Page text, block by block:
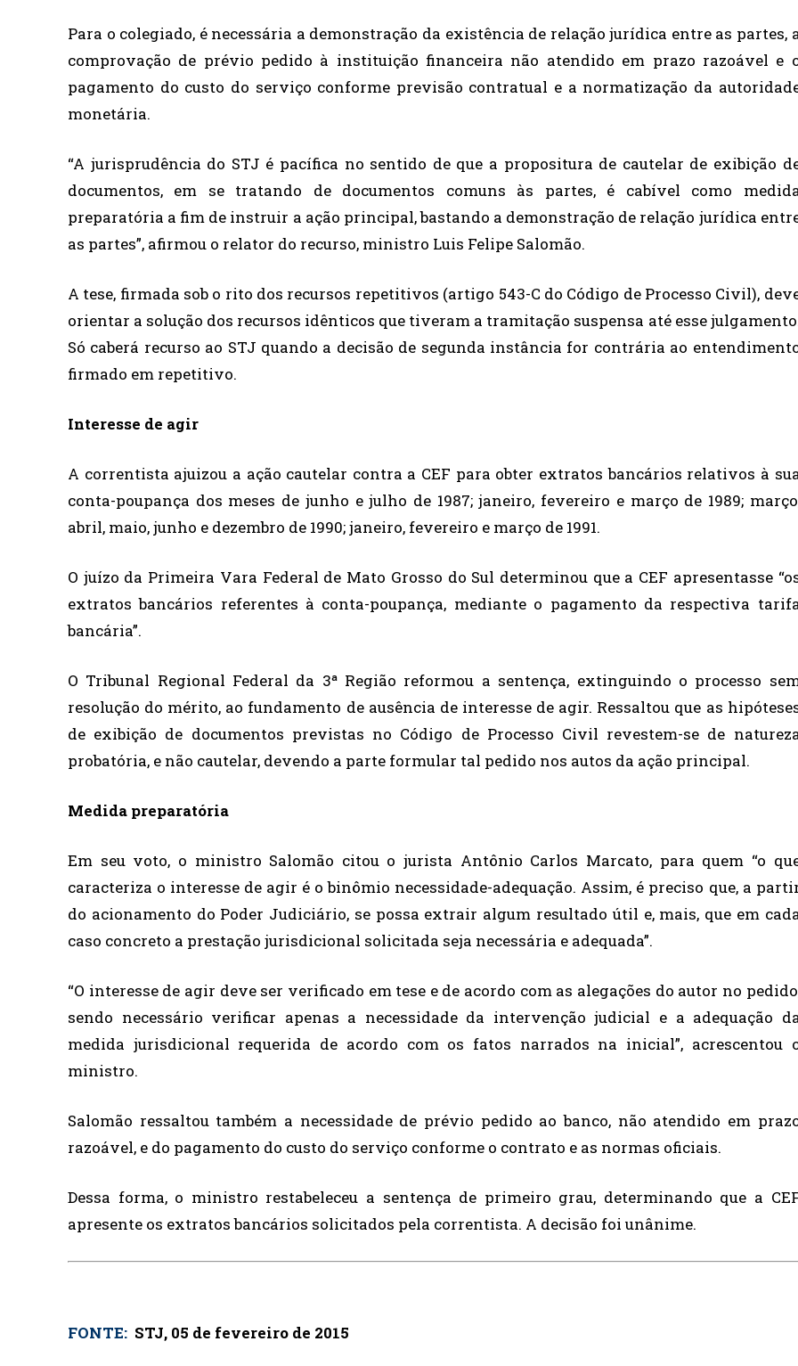
Para o colegiado, é necessária a demonstração da existência de relação jurídica entre as partes,
comprovação de prévio pedido à instituição financeira não atendido em prazo razoável e
pagamento do custo do serviço conforme previsão contratual e a normatização da
monetária.
“A jurisprudência do STJ é pacífica no sentido de que a propositura de cautelar de exibição
documentos, em se tratando de documentos comuns às partes, é cabível como
preparatória a fim de instruir a ação principal, bastando a demonstração de relação jurídica
as partes”, afirmou o relator do recurso, ministro Luis Felipe Salomão.
A tese, firmada sob o rito dos recursos repetitivos (artigo 543-C do Código de Processo Civil),
orientar a solução dos recursos idênticos que tiveram a tramitação suspensa até esse
Só caberá recurso ao STJ quando a decisão de segunda instância for contrária ao
firmado em repetitivo.
Interesse de agir
A correntista ajuizou a ação cautelar contra a CEF para obter extratos bancários relativos à
conta-poupança dos meses de junho e julho de 1987; janeiro, fevereiro e março de 1989;
abril, maio, junho e dezembro de 1990; janeiro, fevereiro e março de 1991.
O juízo da Primeira Vara Federal de Mato Grosso do Sul determinou que a CEF apresentasse
extratos bancários referentes à conta-poupança, mediante o pagamento da respectiva
bancária”.
O Tribunal Regional Federal da 3ª Região reformou a sentença, extinguindo o processo
resolução do mérito, ao fundamento de ausência de interesse de agir. Ressaltou que as
de exibição de documentos previstas no Código de Processo Civil revestem-se de
probatória, e não cautelar, devendo a parte formular tal pedido nos autos da ação principal.
Medida preparatória
Em seu voto, o ministro Salomão citou o jurista Antônio Carlos Marcato, para quem “o
caracteriza o interesse de agir é o binômio necessidade-adequação. Assim, é preciso que, a
do acionamento do Poder Judiciário, se possa extrair algum resultado útil e, mais, que em
caso concreto a prestação jurisdicional solicitada seja necessária e adequada”.
“O interesse de agir deve ser verificado em tese e de acordo com as alegações do autor no
sendo necessário verificar apenas a necessidade da intervenção judicial e a adequação
medida jurisdicional requerida de acordo com os fatos narrados na inicial”, acrescentou
ministro.
Salomão ressaltou também a necessidade de prévio pedido ao banco, não atendido em
razoável, e do pagamento do custo do serviço conforme o contrato e as normas oficiais.
Dessa forma, o ministro restabeleceu a sentença de primeiro grau, determinando que a
apresente os extratos bancários solicitados pela correntista. A decisão foi unânime.
FONTE: STJ, 05 de fevereiro de 2015